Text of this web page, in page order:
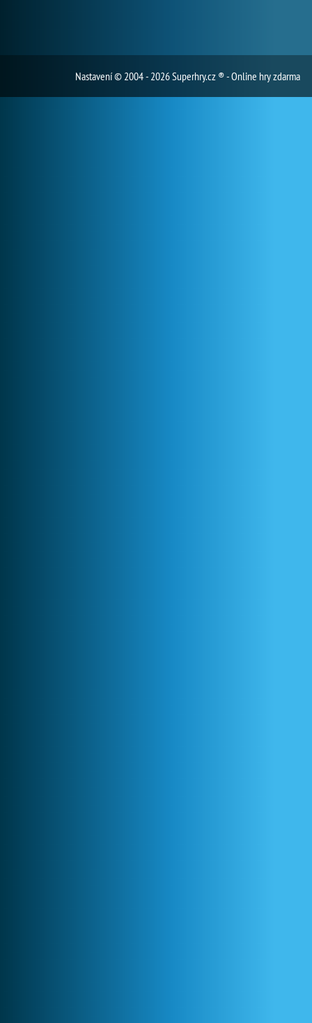
Nastavení© 2004 - 2026 Superhry.cz ® - Online hry zdarma